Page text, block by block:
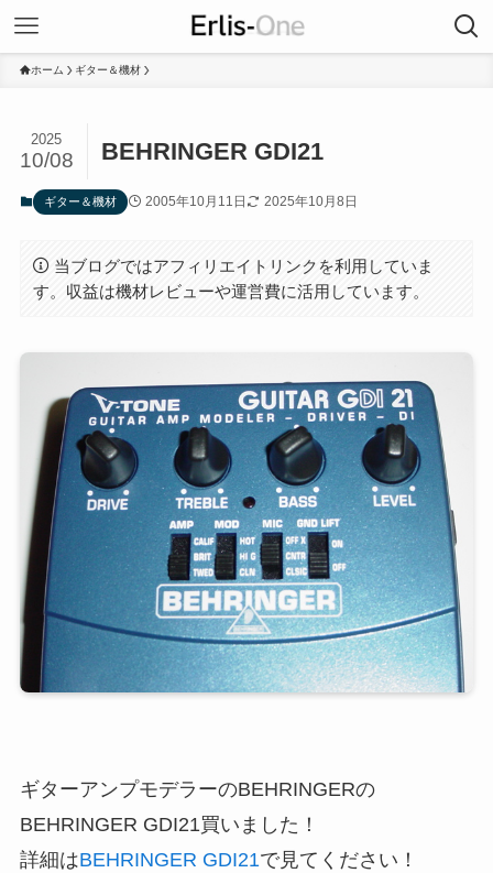
ホーム ギター＆機材
BEHRINGER GDI21
2025
10/08
ギター＆機材 2005年10月11日 2025年10月8日
当ブログではアフィリエイトリンクを利用していま
す。収益は機材レビューや運営費に活用しています。
ギターアンプモデラーのBEHRINGERの
BEHRINGER GDI21買いました！
詳細はBEHRINGER GDI21で見てください！